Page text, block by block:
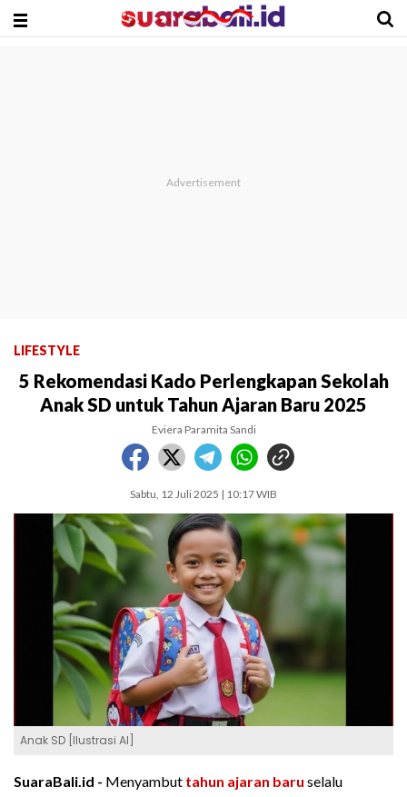
LIFESTYLE
5 Rekomendasi Kado Perlengkapan Sekolah
Anak SD untuk Tahun Ajaran Baru 2025
Eviera Paramita Sandi
Sabtu, 12 Juli 2025 | 10:17 WIB
Anak SD [Ilustrasi AI]
SuaraBali.id - Menyambut tahun ajaran baru selalu